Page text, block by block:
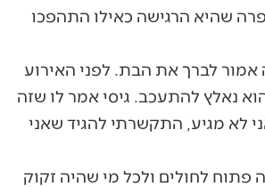
שהיא הרגישה כאילו התהפכו
לברך את הבת. לפני האירוע
נאלץ להתעכב. גיסי אמר לו שזה
לא מגיע, התקשרתי להגיד שאני
לחולים ולכל מי שהיה זקוק